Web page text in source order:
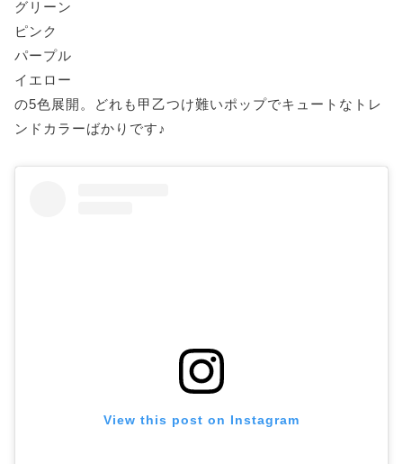
グリーン
ピンク
パープル
イエロー
の5色展開。どれも甲乙つけ難いポップでキュートなトレ
ンドカラーばかりです♪
View this post on Instagram